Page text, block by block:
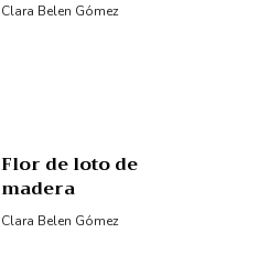
Clara Belen Gómez
Flor de loto de
madera
Clara Belen Gómez